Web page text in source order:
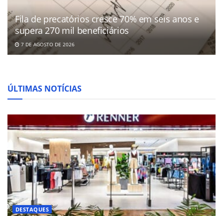
Fila de precatórios cresce 70% em seis anos e
supera 270 mil beneficiários
7 DE AGOSTO DE 2026
ÚLTIMAS NOTÍCIAS
DESTAQUES